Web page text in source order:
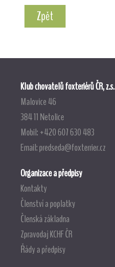
Zpět
Klub chovatelů foxteriérů ČR, z.s.
Malovice 46
384 11 Netolice
Mobil: +420 607 630 483
Email:predseda@foxterrier.cz
Organizace a předpisy
Kontakty
Členství a poplatky
Členská základna
Zpravodaj KCHF ČR
Řády a předpisy